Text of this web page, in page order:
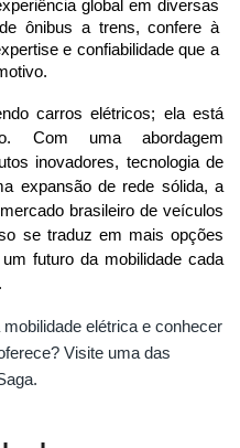
global em diversas
ônibus a trens, confere à
e confiabilidade que a
carros elétricos; ela está
Com uma abordagem
inovadores, tecnologia de
expansão de rede sólida, a
brasileiro de veículos
se traduz em mais opções
futuro da mobilidade cada
elétrica e conhecer
Visite uma das